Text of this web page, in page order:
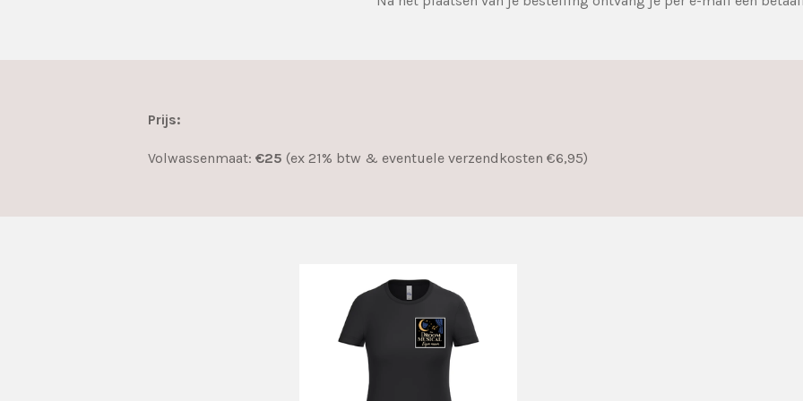
Prijs:
Volwassenmaat: €25 (ex 21% btw & eventuele verzendkosten €6,95)